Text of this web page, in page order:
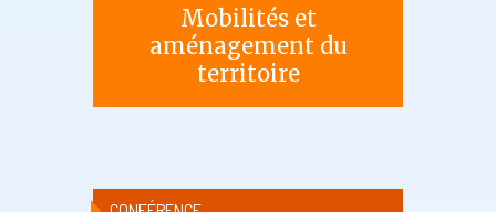
Mobilités et
aménagement du
territoire